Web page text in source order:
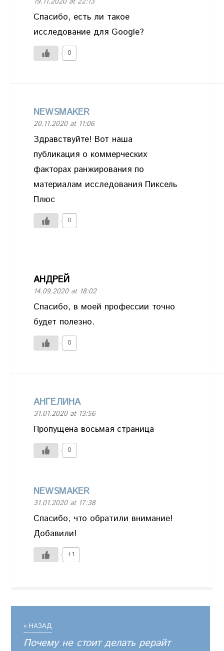
Спасибо, есть ли такое
исследование для Google?
0
NEWSMAKER
20.11.2020 at 11:06
Здравствуйте! Вот наша
публикация о коммерческих
факторах ранжирования по
материалам исследования Пиксель
Плюс
0
АНДРЕЙ
14.09.2020 at 18:02
Спасибо, в моей профессии точно
будет полезно.
0
АНГЕЛИНА
31.01.2020 at 13:56
Пропущена восьмая страница
0
NEWSMAKER
31.01.2020 at 17:38
Спасибо, что обратили внимание!
Добавили!
+1
« НАЗАД
Почему не стоит делать рерайт